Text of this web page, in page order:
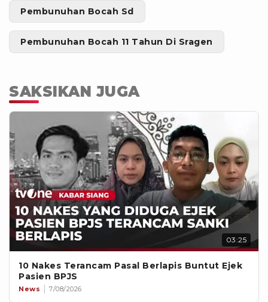
Pembunuhan Bocah Sd
Pembunuhan Bocah 11 Tahun Di Sragen
SAKSIKAN JUGA
03:25
10 Nakes Terancam Pasal Berlapis Buntut Ejek
Pasien BPJS
News 7/08/2026